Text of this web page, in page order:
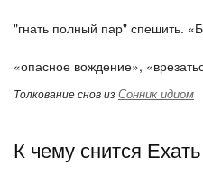
"гнать полный пар" спешить.
«опасное вождение»,
Толкование снов изСонник идиом
К чему снится Ехать